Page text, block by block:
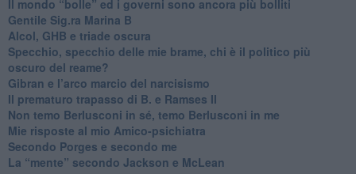
​Il mondo “bolle” ed i governi sono ancora più bolliti
​Gentile Sig.ra Marina B
​Alcol, GHB e triade oscura
​Specchio, specchio delle mie brame, chi è il politico più
oscuro del reame?
​Gibran e l’arco marcio del narcisismo
​Il prematuro trapasso di B. e Ramses II
​Non temo Berlusconi in sé, temo Berlusconi in me
​Mie risposte al mio Amico-psichiatra
​Secondo Porges e secondo me
​La “mente” secondo Jackson e McLean